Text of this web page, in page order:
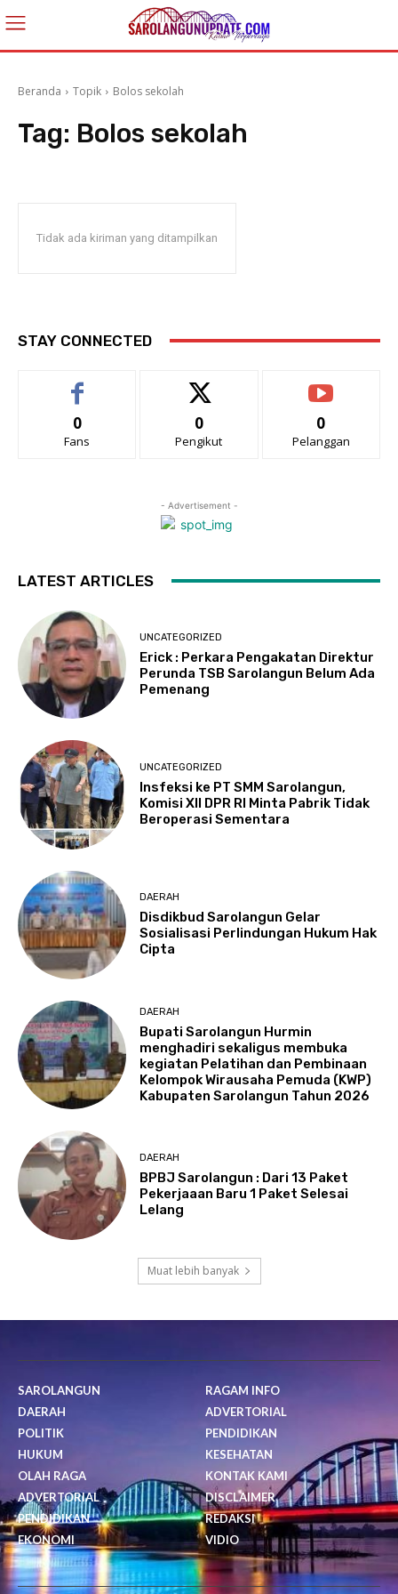
Beranda Topik Bolos sekolah
Tag: Bolos sekolah
Tidak ada kiriman yang ditampilkan
STAY CONNECTED
0
Fans
0
Pengikut
0
Pelanggan
- Advertisement -
LATEST ARTICLES
UNCATEGORIZED
Erick : Perkara Pengakatan Direktur
Perunda TSB Sarolangun Belum Ada
Pemenang
UNCATEGORIZED
Insfeksi ke PT SMM Sarolangun,
Komisi XII DPR RI Minta Pabrik Tidak
Beroperasi Sementara
DAERAH
Disdikbud Sarolangun Gelar
Sosialisasi Perlindungan Hukum Hak
Cipta
DAERAH
Bupati Sarolangun Hurmin
menghadiri sekaligus membuka
kegiatan Pelatihan dan Pembinaan
Kelompok Wirausaha Pemuda (KWP)
Kabupaten Sarolangun Tahun 2026
DAERAH
BPBJ Sarolangun : Dari 13 Paket
Pekerjaaan Baru 1 Paket Selesai
Lelang
Muat lebih banyak
SAROLANGUN
DAERAH
POLITIK
HUKUM
OLAH RAGA
ADVERTORIAL
PENDIDIKAN
EKONOMI
RAGAM INFO
ADVERTORIAL
PENDIDIKAN
KESEHATAN
KONTAK KAMI
DISCLAIMER
REDAKSI
VIDIO